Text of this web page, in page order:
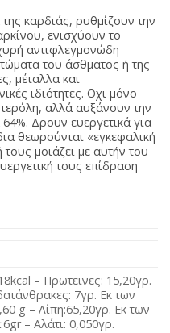
καρδιάς, ρυθμίζουν την
ενισχύουν το
αντιφλεγμονώδη
του άσθματος ή της
μέταλλα και
ιδιότητες. Οχι μόνο
αλλά αυξάνουν την
Δρουν ευεργετικά για
θεωρούνται «εγκεφαλική
μοιάζει με αυτήν του
τους επίδραση
– Πρωτεϊνες: 15,20γρ.
7γρ. Εκ των
g – Λίπη:65,20γρ. Εκ των
– Αλάτι: 0,050γρ.